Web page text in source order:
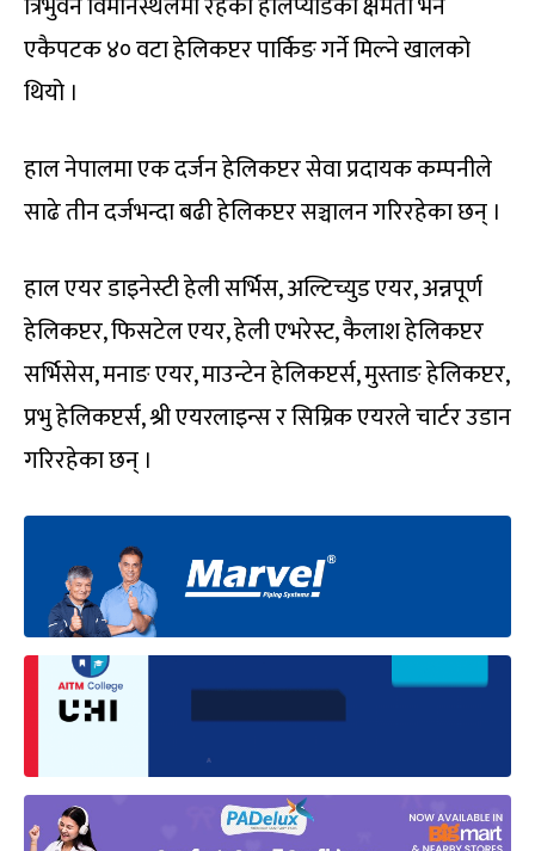
एकैपटक ४० वटा हेलिकप्टर पार्किङ गर्ने मिल्ने खालको
थियो ।
हाल नेपालमा एक दर्जन हेलिकप्टर सेवा प्रदायक कम्पनीले
साढे तीन दर्जभन्दा बढी हेलिकप्टर सञ्चालन गरिरहेका छन् ।
हाल एयर डाइनेस्टी हेली सर्भिस, अल्टिच्युड एयर, अन्नपूर्ण
हेलिकप्टर, फिसटेल एयर, हेली एभरेस्ट, कैलाश हेलिकप्टर
सर्भिसेस, मनाङ एयर, माउन्टेन हेलिकप्टर्स, मुस्ताङ हेलिकप्टर,
प्रभु हेलिकप्टर्स, श्री एयरलाइन्स र सिम्रिक एयरले चार्टर उडान
गरिरहेका छन् ।